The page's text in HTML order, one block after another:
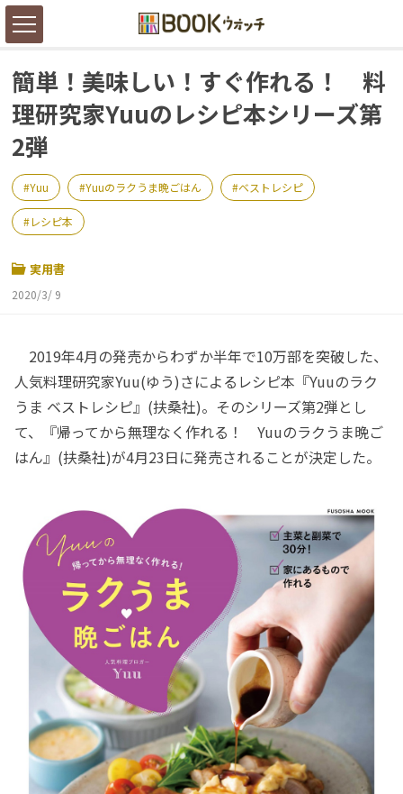
簡単！美味しい！すぐ作れる！ 料
理研究家Yuuのレシピ本シリーズ第
2弾
Yuu Yuuのラクうま晩ごはん ベストレシピ
レシピ本
実用書
2020/3/ 9
2019年4月の発売からわずか半年で10万部を突破した、
人気料理研究家Yuu(ゆう)さによるレシピ本『Yuuのラク
うま ベストレシピ』(扶桑社)。そのシリーズ第2弾とし
て、『帰ってから無理なく作れる！ Yuuのラクうま晩ご
はん』(扶桑社)が4月23日に発売されることが決定した。